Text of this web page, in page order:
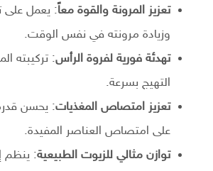
تعزيز المرونة والقوة معاً: يعمل على
وزيادة مرونته في نفس الوقت.
تهدئة فورية لفروة الرأس: تركيبته
التهيج بسرعة.
تعزيز امتصاص المغذيات: يحسن
على امتصاص العناصر المفيدة.
توازن مثالي للزيوت الطبيعية: ينظم